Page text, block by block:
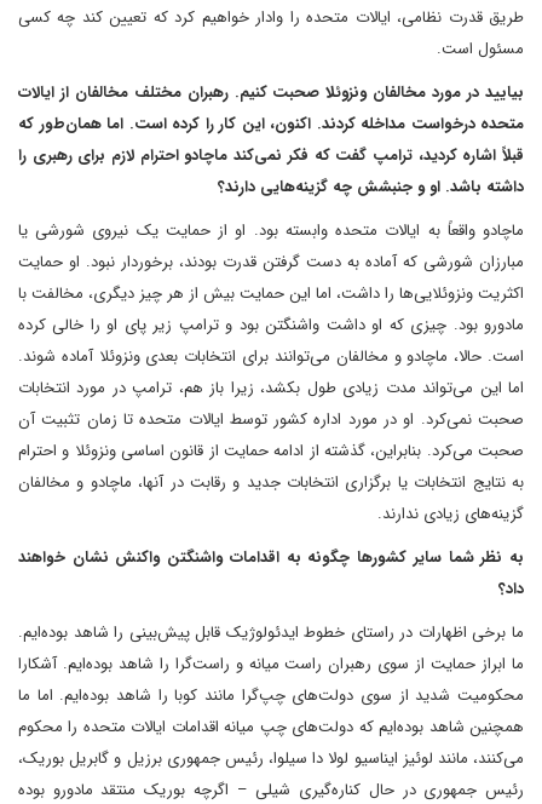
طریق قدرت نظامی، ایالات متحده را وادار خواهیم کرد که تعیین کند چه کسی
مسئول است.
بیایید در مورد مخالفان ونزوئلا صحبت کنیم. رهبران مختلف مخالفان از ایالات
متحده درخواست مداخله کردند. اکنون، این کار را کرده است. اما همان‌طور که
قبلاً اشاره کردید، ترامپ گفت که فکر نمی‌کند ماچادو احترام لازم برای رهبری را
داشته باشد. او و جنبشش چه گزینه‌هایی دارند؟
ماچادو واقعاً به ایالات متحده وابسته بود. او از حمایت یک نیروی شورشی یا
مبارزان شورشی که آماده به دست گرفتن قدرت بودند، برخوردار نبود. او حمایت
اکثریت ونزوئلایی‌ها را داشت، اما این حمایت بیش از هر چیز دیگری، مخالفت با
مادورو بود. چیزی که او داشت واشنگتن بود و ترامپ زیر پای او را خالی کرده
است. حالا، ماچادو و مخالفان می‌توانند برای انتخابات بعدی ونزوئلا آماده شوند.
اما این می‌تواند مدت زیادی طول بکشد، زیرا باز هم، ترامپ در مورد انتخابات
صحبت نمی‌کرد. او در مورد اداره کشور توسط ایالات متحده تا زمان تثبیت آن
صحبت می‌کرد. بنابراین، گذشته از ادامه حمایت از قانون اساسی ونزوئلا و احترام
به نتایج انتخابات یا برگزاری انتخابات جدید و رقابت در آنها، ماچادو و مخالفان
گزینه‌های زیادی ندارند.
به نظر شما سایر کشورها چگونه به اقدامات واشنگتن واکنش نشان خواهند
داد؟
ما برخی اظهارات در راستای خطوط ایدئولوژیک قابل پیش‌بینی را شاهد بوده‌ایم.
ما ابراز حمایت از سوی رهبران راست میانه و راست‌گرا را شاهد بوده‌ایم. آشکارا
محکومیت شدید از سوی دولت‌های چپ‌گرا مانند کوبا را شاهد بوده‌ایم. اما ما
همچنین شاهد بوده‌ایم که دولت‌های چپ میانه اقدامات ایالات متحده را محکوم
می‌کنند، مانند لوئیز ایناسیو لولا دا سیلوا، رئیس جمهوری برزیل و گابریل بوریک،
رئیس جمهوری در حال کناره‌گیری شیلی – اگرچه بوریک منتقد مادورو بوده